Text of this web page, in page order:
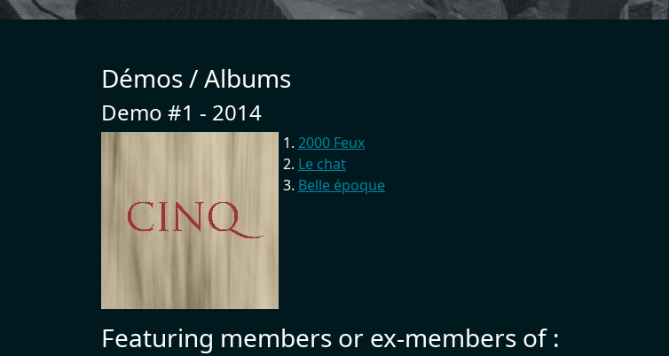
Démos / Albums
Demo #1 - 2014
2000 Feux
Le chat
Belle époque
Featuring members or ex-members of :